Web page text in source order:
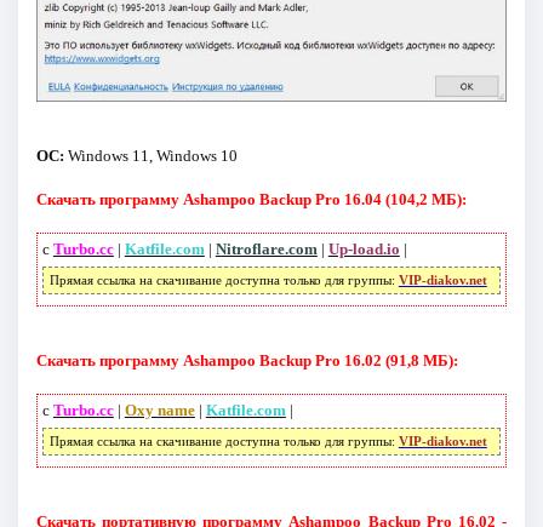
ОС: Windows 11, Windows 10
Скачать программу Ashampoo Backup Pro 16.04 (104,2 МБ):
с Turbo.cc| Katfile.com | Nitroflare.com | Up-load.io |
Прямая ссылка на скачивание доступна только для группы: VIP-diakov.net
Скачать программу Ashampoo Backup Pro 16.02 (91,8 МБ):
с Turbo.cc| Oxy name| Katfile.com |
Прямая ссылка на скачивание доступна только для группы: VIP-diakov.net
Скачать портативную программу Ashampoo Backup Pro 16.02 -